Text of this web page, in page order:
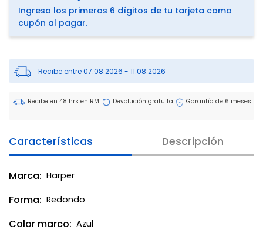
Ingresa los primeros 6 dígitos de tu tarjeta como
cupón al pagar.
Recibe entre 07.08.2026 - 11.08.2026
Recibe en 48 hrs en RM Devolución gratuita Garantía de 6 meses
Características Descripción
Marca: Harper
Forma: Redondo
Color marco: Azul